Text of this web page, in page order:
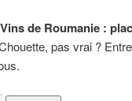
Vins de Roumanie :
pas vrai ?